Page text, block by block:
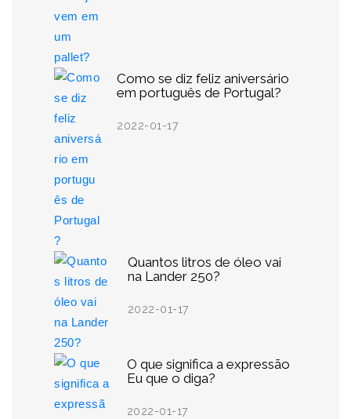
Como se diz feliz aniversário
em português de Portugal?
2022-01-17
Quantos litros de óleo vai
na Lander 250?
2022-01-17
O que significa a expressão
Eu que o diga?
2022-01-17